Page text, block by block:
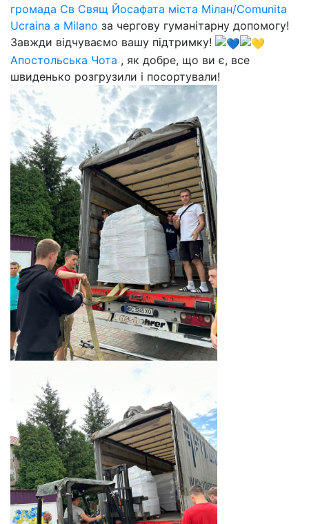
громада Св Свящ Йосафата міста Мілан/Comunita
Ucraina a Milano за чергову гуманітарну допомогу!
Завжди відчуваємо вашу підтримку!
Апостольська Чота , як добре, що ви є, все
швиденько розгрузили і посортували!